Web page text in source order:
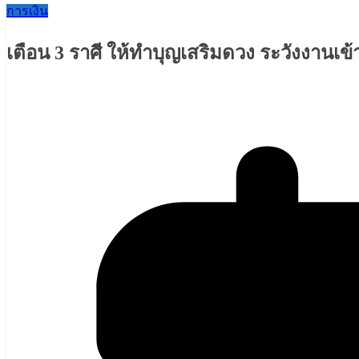
การเงิน
เตือน 3 ราศี ให้ทำบุญเสริมดวง ระวังงานเข้